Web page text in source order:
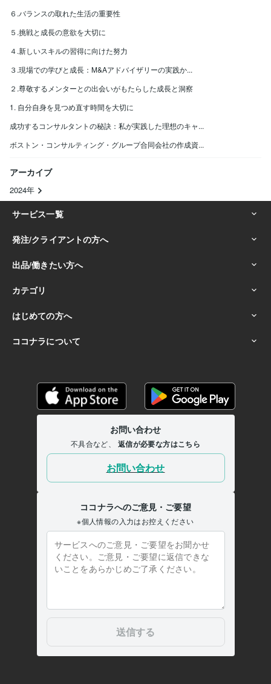
６.バランスの取れた生活の重要性
５.挑戦と成長の意欲を大切に
４.新しいスキルの習得に向けた努力
３.現場での学びと成長：M&Aアドバイザリーの実践か...
２.尊敬するメンターとの出会いがもたらした成長と洞察
1. 自分自身を見つめ直す時間を大切に
成功するコンサルタントの秘訣：私が実践した理想のキャ...
ボストン・コンサルティング・グループ合同会社の作成資...
アーカイブ
2024年